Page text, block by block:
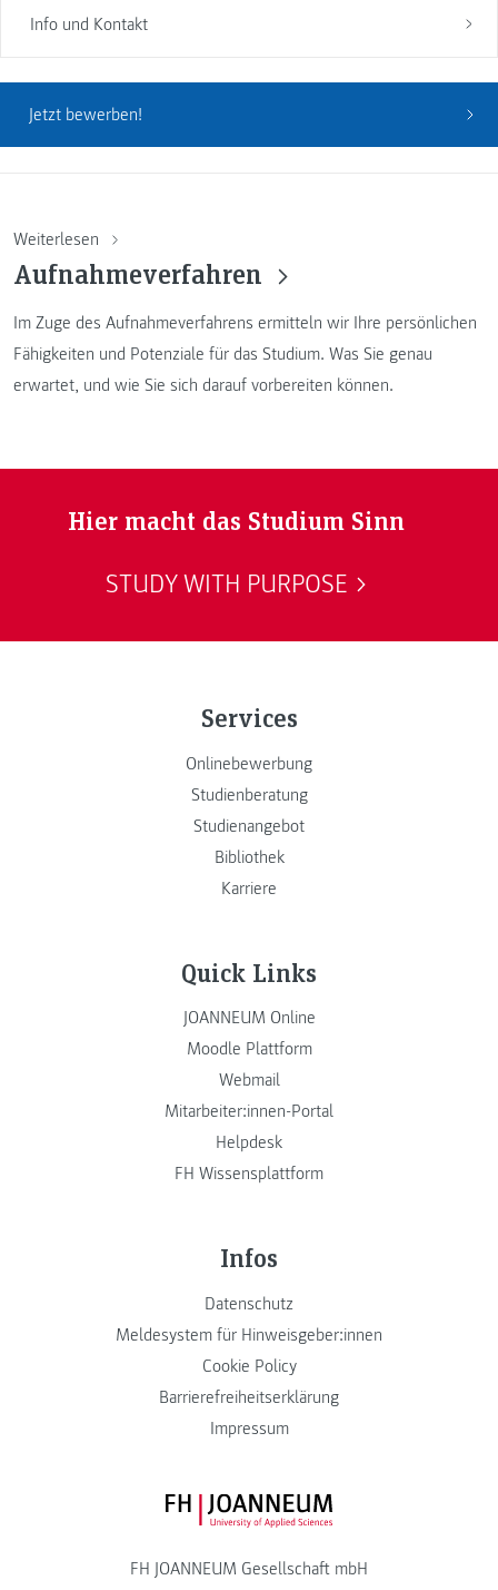
Info und Kontakt
Jetzt bewerben!
Weiterlesen
Aufnahmeverfahren
Im Zuge des Aufnahmeverfahrens ermitteln wir Ihre persönlichen
Fähigkeiten und Potenziale für das Studium. Was Sie genau
erwartet, und wie Sie sich darauf vorbereiten können.
Hier macht das Studium Sinn
STUDY WITH PURPOSE
Services
Onlinebewerbung
Studienberatung
Studienangebot
Bibliothek
Karriere
Quick Links
JOANNEUM Online
Moodle Plattform
Webmail
Mitarbeiter:innen-Portal
Helpdesk
FH Wissensplattform
Infos
Datenschutz
Meldesystem für Hinweisgeber:innen
Cookie Policy
Barrierefreiheitserklärung
Impressum
FH JOANNEUM Logo
FH JOANNEUM Gesellschaft mbH